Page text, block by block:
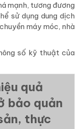
mạnh, tương đương
sử dụng dung dịch
máy móc, nhà
số kỹ thuật của
quả
bảo quản
thực